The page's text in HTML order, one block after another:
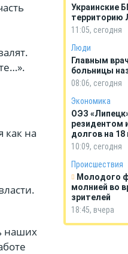
как на
наших
Украинские
территорию
11:05, сегодня
Люди
Главным
больницы
08:06, сегодня
Экономика
ОЭЗ
резидентом
долгов на 18
10:09, сегодня
Происшествия
Молодого
молнией во
зрителей
18:45, вчера